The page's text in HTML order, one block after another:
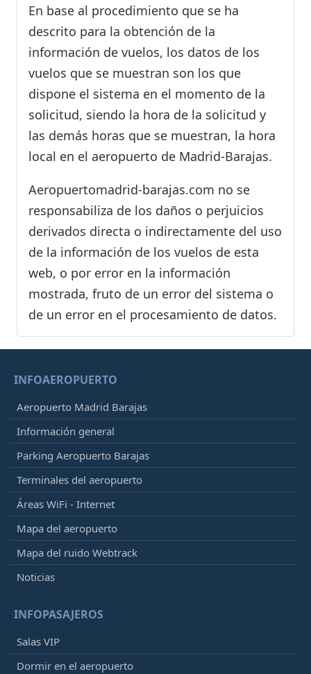
En base al procedimiento que se ha
descrito para la obtención de la
información de vuelos, los datos de los
vuelos que se muestran son los que
dispone el sistema en el momento de la
solicitud, siendo la hora de la solicitud y
las demás horas que se muestran, la hora
local en el aeropuerto de Madrid-Barajas.
Aeropuertomadrid-barajas.com no se
responsabiliza de los daños o perjuicios
derivados directa o indirectamente del uso
de la información de los vuelos de esta
web, o por error en la información
mostrada, fruto de un error del sistema o
de un error en el procesamiento de datos.
INFOAEROPUERTO
Aeropuerto Madrid Barajas
Información general
Parking Aeropuerto Barajas
Terminales del aeropuerto
Áreas WiFi - Internet
Mapa del aeropuerto
Mapa del ruido Webtrack
Noticias
INFOPASAJEROS
Salas VIP
Dormir en el aeropuerto